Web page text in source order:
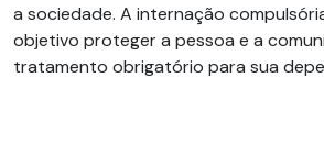
a sociedade. A internação
objetivo proteger a pessoa e a
tratamento obrigatório para sua